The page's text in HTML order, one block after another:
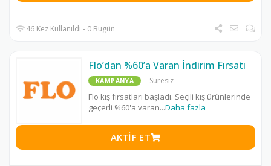
46 Kez Kullanıldı - 0 Bugün
Flo’dan %60’a Varan İndirim Fırsatı
KAMPANYA Süresiz
Flo kış fırsatları başladı. Seçili kış ürünlerinde
geçerli %60'a varan...Daha fazla
AKTIF ET